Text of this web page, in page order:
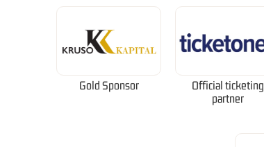
Gold Sponsor
Official ticketing
partner